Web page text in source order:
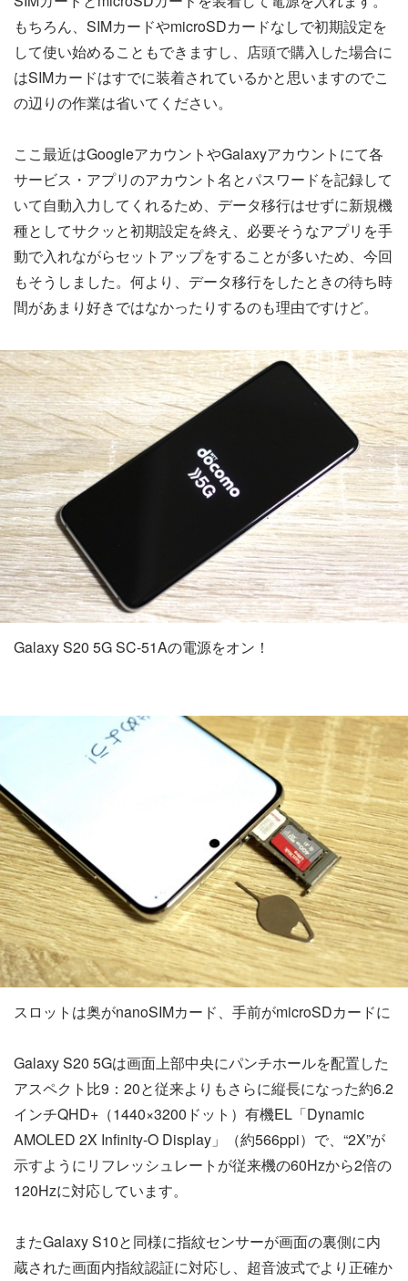
もちろん、SIMカードやmicroSDカードなしで初期設定を
して使い始めることもできますし、店頭で購入した場合に
はSIMカードはすでに装着されているかと思いますのでこ
の辺りの作業は省いてください。
ここ最近はGoogleアカウントやGalaxyアカウントにて各
サービス・アプリのアカウント名とパスワードを記録して
いて自動入力してくれるため、データ移行はせずに新規機
種としてサクッと初期設定を終え、必要そうなアプリを手
動で入れながらセットアップをすることが多いため、今回
もそうしました。何より、データ移行をしたときの待ち時
間があまり好きではなかったりするのも理由ですけど。
Galaxy S20 5G SC-51Aの電源をオン！
スロットは奥がnanoSIMカード、手前がmicroSDカードに
Galaxy S20 5Gは画面上部中央にパンチホールを配置した
アスペクト比9：20と従来よりもさらに縦長になった約6.2
インチQHD+（1440×3200ドット）有機EL「Dynamic
AMOLED 2X Infinity-O Display」（約566ppi）で、“2X”が
示すようにリフレッシュレートが従来機の60Hzから2倍の
120Hzに対応しています。
またGalaxy S10と同様に指紋センサーが画面の裏側に内
蔵された画面内指紋認証に対応し、超音波式でより正確か